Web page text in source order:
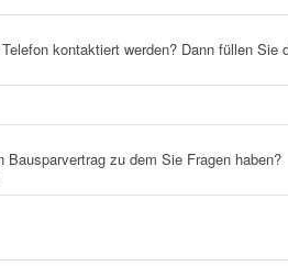
kontaktiert werden? Dann füllen
Bausparvertrag zu dem Sie Fragen haben?